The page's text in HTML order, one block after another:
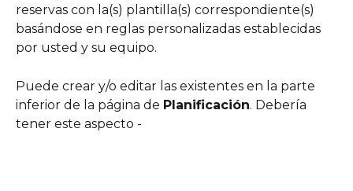
reservas con la(s) plantilla(s) correspondiente(s)
basándose en reglas personalizadas establecidas
por usted y su equipo.
Puede crear y/o editar las existentes en la parte
inferior de la página de Planificación. Debería
tener este aspecto -